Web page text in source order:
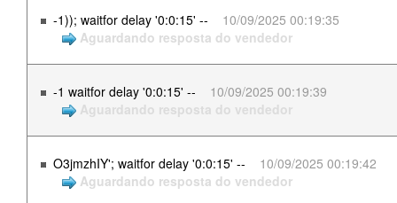
-1)); waitfor delay '0:0:15' --
10/09/2025 00:19:35
Aguardando resposta do vendedor
-1 waitfor delay '0:0:15' --
10/09/2025 00:19:39
Aguardando resposta do vendedor
O3jmzhIY'; waitfor delay '0:0:15' --
10/09/2025 00:19:42
Aguardando resposta do vendedor